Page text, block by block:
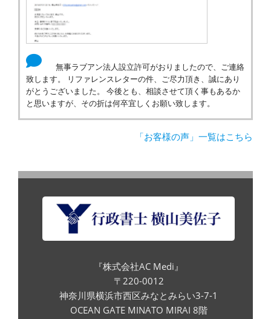
無事ラブアン法人設立許可がおりましたので、ご連絡
致します。 リファレンスレターの件、ご尽力頂き、誠にあり
がとうございました。 今後とも、相談させて頂く事もあるか
と思いますが、その折は何卒宜しくお願い致します。
「お客様の声」一覧はこちら
『株式会社AC Medi』
〒220-0012
神奈川県横浜市西区みなとみらい3-7-1
OCEAN GATE MINATO MIRAI 8階